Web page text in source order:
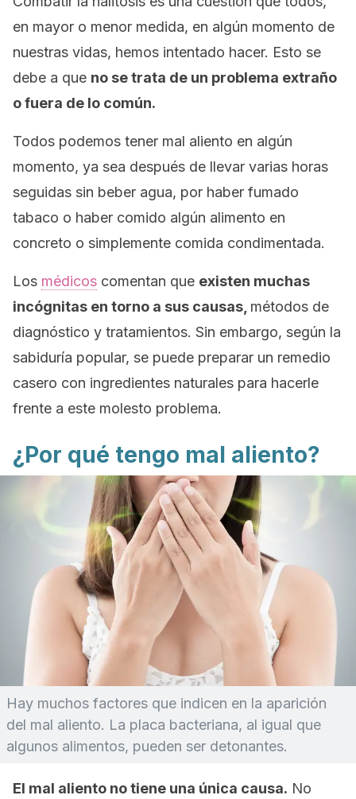
en mayor o menor medida, en algún momento de
nuestras vidas, hemos intentado hacer. Esto se
debe a que no se trata de un problema extraño
o fuera de lo común.
Todos podemos tener mal aliento en algún
momento, ya sea después de llevar varias horas
seguidas sin beber agua, por haber fumado
tabaco o haber comido algún alimento en
concreto o simplemente comida condimentada.
Los médicos comentan que existen muchas
incógnitas en torno a sus causas, métodos de
diagnóstico y tratamientos. Sin embargo, según la
sabiduría popular, se puede preparar un remedio
casero con ingredientes naturales para hacerle
frente a este molesto problema.
¿Por qué tengo mal aliento?
Hay muchos factores que indicen en la aparición
del mal aliento. La placa bacteriana, al igual que
algunos alimentos, pueden ser detonantes.
El mal aliento no tiene una única causa. No